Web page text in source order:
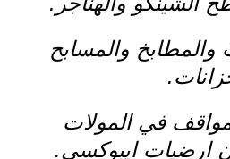
والمسابح
في المولات
ارضيات ايبوكسي.